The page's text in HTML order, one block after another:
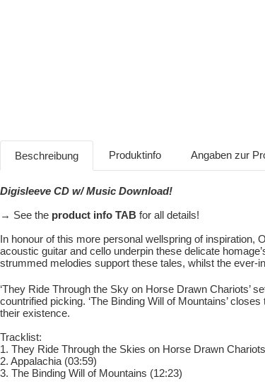
Beschreibung Produktinfo Angaben zur
Digisleeve CD w/ Music Download!
→ See the product info TAB for all details!
In honour of this more personal wellspring of inspiration,
acoustic guitar and cello underpin these delicate
strummed melodies support these tales, whilst the
‘They Ride Through the Sky on Horse Drawn Chariots’
countrified picking. ‘The Binding Will of Mountains’
their existence.
Tracklist:
1. They Ride Through the Skies on Horse Drawn
2. Appalachia (03:59)
3. The Binding Will of Mountains (12:23)